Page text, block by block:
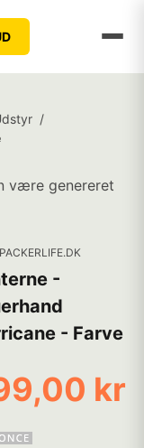
/
være genereret
-
- Farve
kr